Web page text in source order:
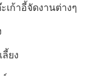
เก้าอี้จัดงานต่างๆ
ยง